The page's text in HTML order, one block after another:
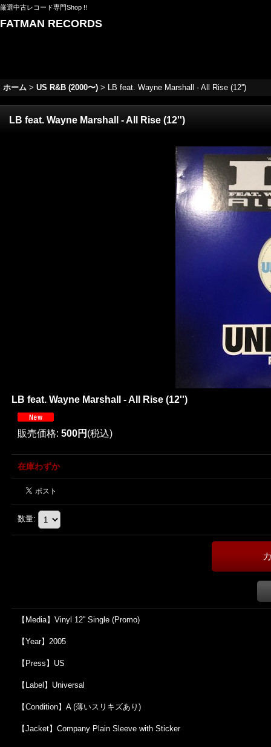
厳選中古レコード専門Shop !!
FATMAN RECORDS
ホーム > US R&B (2000〜) > LB feat. Wayne Marshall - All Rise (12'')
LB feat. Wayne Marshall - All Rise (12'')
LB feat. Wayne Marshall - All Rise (12'')
販売価格: 500円 (税込)
在庫わずか
数量:
【Media】Vinyl 12'' Single (Promo)
【Year】2005
【Press】US
【Label】Universal
【Condition】A (薄いスリキズあり)
【Jacket】Company Plain Sleeve with Sticker